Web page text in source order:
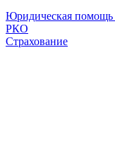
Юридическая помощь
РКО
Страхование